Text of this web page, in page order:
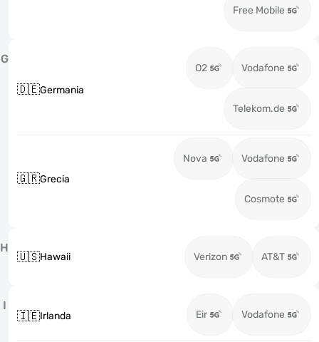
Free Mobile
G
🇩🇪Germania
O2 Vodafone
Telekom.de
🇬🇷Grecia
Nova Vodafone
Cosmote
H
🇺🇸Hawaii Verizon AT&T
I
🇮🇪Irlanda Eir Vodafone